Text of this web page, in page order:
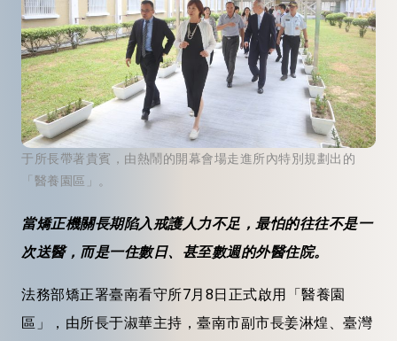
于所長帶著貴賓，由熱鬧的開幕會場走進所內特別規劃出的
「醫養園區」。
當矯正機關長期陷入戒護人力不足，最怕的往往不是一
次送醫，而是一住數日、甚至數週的外醫住院。
法務部矯正署臺南看守所7月8日正式啟用「醫養園
區」，由所長于淑華主持，臺南市副市長姜淋煌、臺灣